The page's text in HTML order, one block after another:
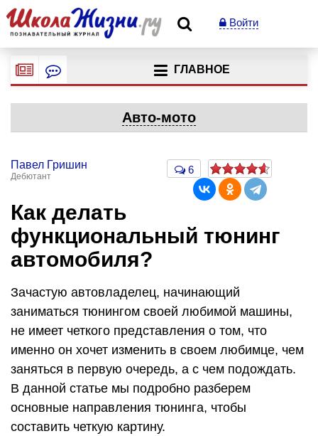
Войти
ГЛАВНОЕ
Авто-мото
Павел Гришин
Дебютант
6
Как делать
функциональный тюнинг
автомобиля?
Зачастую автовладелец, начинающий
заниматься тюнингом своей любимой машины,
не имеет четкого представления о том, что
именно он хочет изменить в своем любимце, чем
заняться в первую очередь, а с чем подождать.
В данной статье мы подробно разберем
основные направления тюнинга, чтобы
составить четкую картину.